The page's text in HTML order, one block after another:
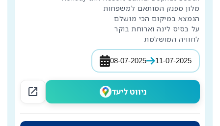
לחוויה המושלמת
08-07-2025 11-07-2025
open_in_new ניווט ליעד